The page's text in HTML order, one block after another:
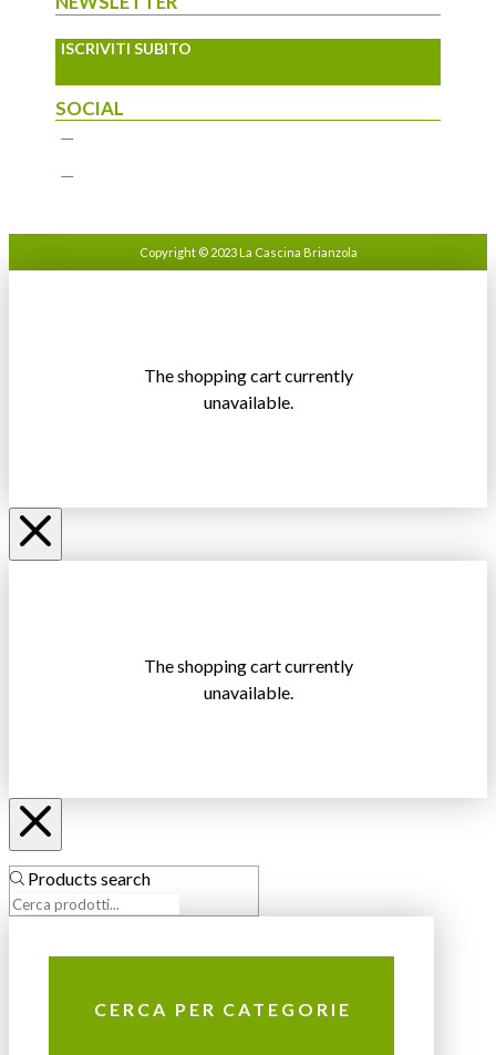
ISCRIVITI SUBITO
SOCIAL
Copyright © 2023 La Cascina Brianzola
The shopping cart currently
unavailable.
The shopping cart currently
unavailable.
Products search
CERCA PER CATEGORIE